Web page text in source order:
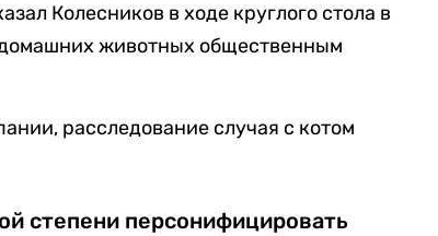
Колесников в ходе круглого стола в
животных общественным
расследование случая с котом
степени персонифицировать